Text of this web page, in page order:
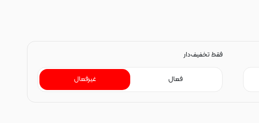
فقط تخفیف‌دار
فعال غیرفعال